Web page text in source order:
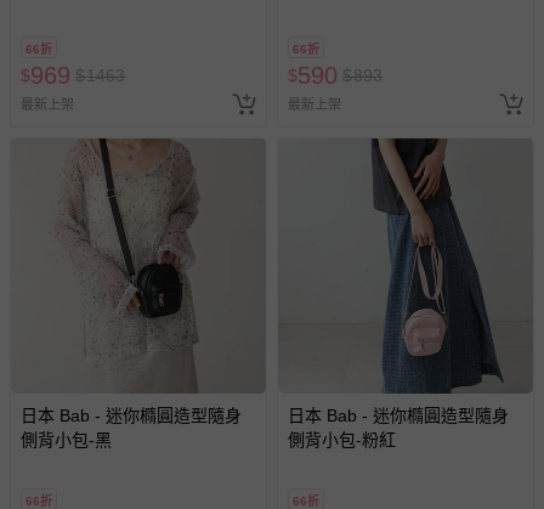
-個人衛生用品（例如尿布、貼身衣物、泳裝、襪子、地
墊、寢具類等）。
-新生兒親膚衣物（嬰幼兒包巾與背巾、包屁衣、學習
-接觸性孕哺產品（奶嘴、奶瓶、擠乳器、哺乳衣、托腹
帶束縛衣、餐搖椅等）。
-其他原廠盒裝商品封口處已貼上「不可拆封」，或具警
示字句等說明貼紙、封條者。
國際航空、客運、訂房等服務。
相關的退換貨辦理流程，可詳見： 退換貨 & 退款問題
其他常見問題：
運送服務：目前提供的運送僅限台灣本島。如您位於離島地
66折
$969 $1463
最新上架
66折
$590 $893
最新上架
日本 Bab - 迷你橢圓造型隨身
側背小包-黑
66折
日本 Bab - 迷你橢圓造型隨身
側背小包-粉紅
66折